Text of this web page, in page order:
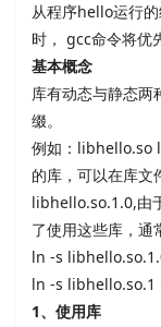
从程序hello运行
时， gcc命令将优
基本概念
库有动态与静态两
缀。
例如： libhello.so
的库，可以在库文
libhello.so.1.0,由
了使用这些库，通
ln -s
ln -s
1、使用库